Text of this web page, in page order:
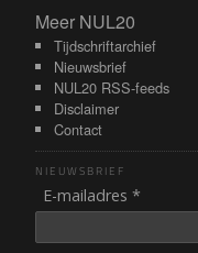
Meer NUL20
Meer NUL20
Tijdschriftarchief
Nieuwsbrief
NUL20 RSS-feeds
Disclaimer
Contact
NIEUWSBRIEF
E-mailadres *